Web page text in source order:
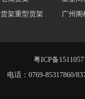
货架重型货架
广州
粤ICP备
电话：0769-85317860/